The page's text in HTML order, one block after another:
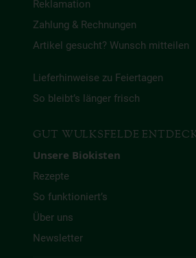
Reklamation
Zahlung & Rechnungen
Artikel gesucht? Wunsch mitteilen
Lieferhinweise zu Feiertagen
So bleibt’s länger frisch
GUT WULKSFELDE
Unsere Biokisten
Rezepte
So funktioniert’s
Über uns
Newsletter